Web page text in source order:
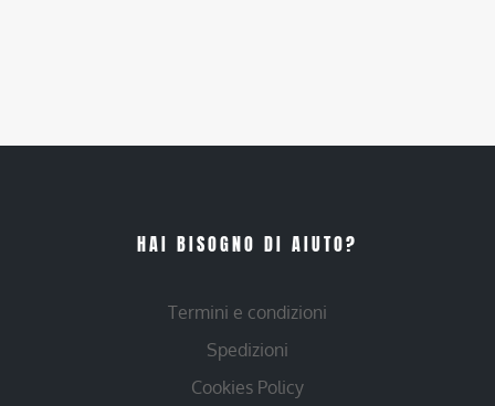
HAI BISOGNO DI AIUTO?
Termini e condizioni
Spedizioni
Cookies Policy